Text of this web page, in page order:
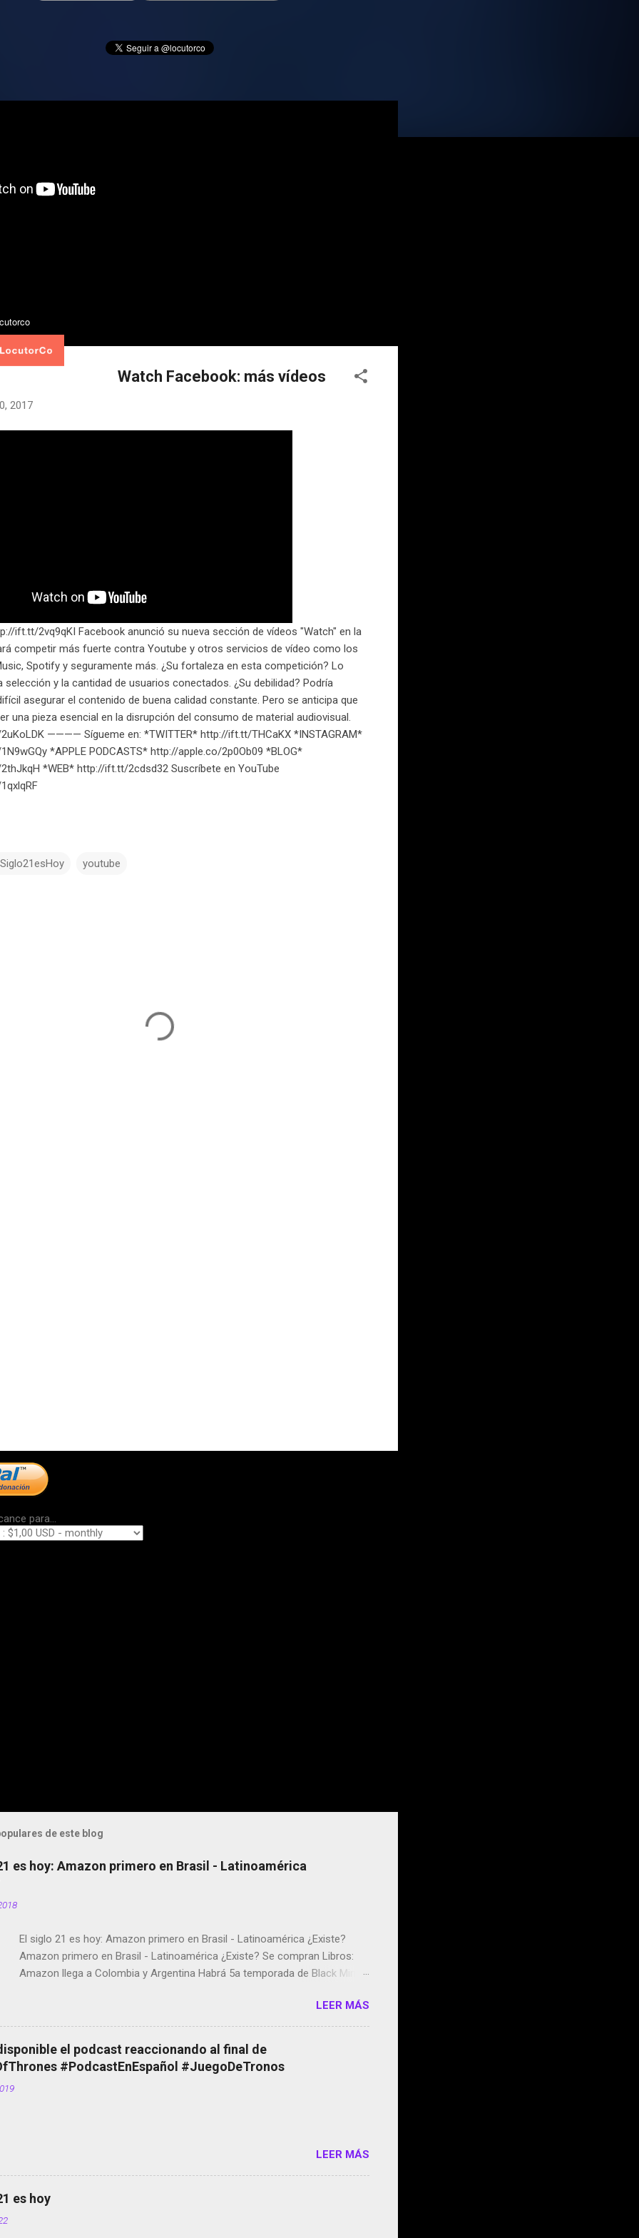
Watch Facebook: más vídeos
2017
ift.tt/2vq9qKI Facebook anunció su nueva sección de vídeos "Watch" en la
competir más fuerte contra Youtube y otros servicios de vídeo como los
Spotify y seguramente más. ¿Su fortaleza en esta competición? Lo
selección y la cantidad de usuarios conectados. ¿Su debilidad? Podría
asegurar el contenido de buena calidad constante. Pero se anticipa que
una pieza esencial en la disrupción del consumo de material audiovisual.
———— Sígueme en: *TWITTER* http://ift.tt/THCaKX *INSTAGRAM*
*APPLE PODCASTS* http://apple.co/2p0Ob09 *BLOG*
*WEB* http://ift.tt/2cdsd32 Suscríbete en YouTube
youtube
para...
de este blog
es hoy: Amazon primero en Brasil - Latinoamérica
El siglo 21 es hoy: Amazon primero en Brasil - Latinoamérica ¿Existe?
Amazon primero en Brasil - Latinoamérica ¿Existe? Se compran Libros:
Amazon llega a Colombia y Argentina Habrá 5a temporada de Black Mirror
copyright en Instagram Música y vídeo selfies en la red social Riddley
Scott saca a Kevin Spacey de su película Francisco regaña a los que usan
el smartphone en sus misas La serie de la Tierra Media GoBee - StartUp
de bicicletas de alquiler Stop Motion en Instagram Vodafone: me siento
tumbado. Amazon Music: Chingo yo, chingas tu... http://amzn.to/2z1UkPK
LEER MÁS
el podcast reaccionando al final de
#PodcastEnEspañol #JuegoDeTronos
LEER MÁS
es hoy